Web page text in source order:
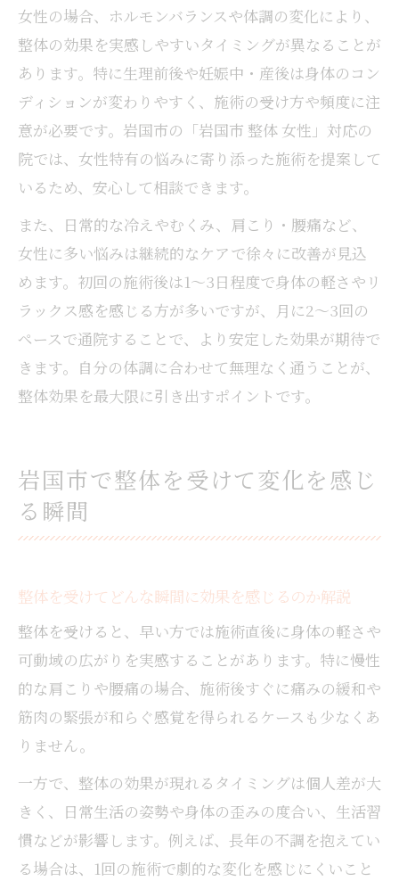
女性の場合、ホルモンバランスや体調の変化により、
整体の効果を実感しやすいタイミングが異なることが
あります。特に生理前後や妊娠中・産後は身体のコン
ディションが変わりやすく、施術の受け方や頻度に注
意が必要です。岩国市の「岩国市 整体 女性」対応の
院では、女性特有の悩みに寄り添った施術を提案して
いるため、安心して相談できます。
また、日常的な冷えやむくみ、肩こり・腰痛など、
女性に多い悩みは継続的なケアで徐々に改善が見込
めます。初回の施術後は1～3日程度で身体の軽さやリ
ラックス感を感じる方が多いですが、月に2～3回の
ペースで通院することで、より安定した効果が期待で
きます。自分の体調に合わせて無理なく通うことが、
整体効果を最大限に引き出すポイントです。
岩国市で整体を受けて変化を感じ
る瞬間
整体を受けてどんな瞬間に効果を感じるのか解説
整体を受けると、早い方では施術直後に身体の軽さや
可動域の広がりを実感することがあります。特に慢性
的な肩こりや腰痛の場合、施術後すぐに痛みの緩和や
筋肉の緊張が和らぐ感覚を得られるケースも少なくあ
りません。
一方で、整体の効果が現れるタイミングは個人差が大
きく、日常生活の姿勢や身体の歪みの度合い、生活習
慣などが影響します。例えば、長年の不調を抱えてい
る場合は、1回の施術で劇的な変化を感じにくいこと